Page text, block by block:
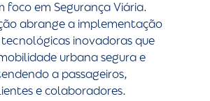
foco em Segurança Viária.
abrange a implementação
tecnológicas inovadoras que
urbana segura e
a passageiros,
e colaboradores.